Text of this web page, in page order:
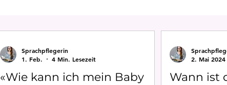
Weiterlesen
«Wie kann ich mein Baby
Sprachpflegerin
1. Feb.
4 Min. Lesezeit
Wann ist
2. Mai 2024